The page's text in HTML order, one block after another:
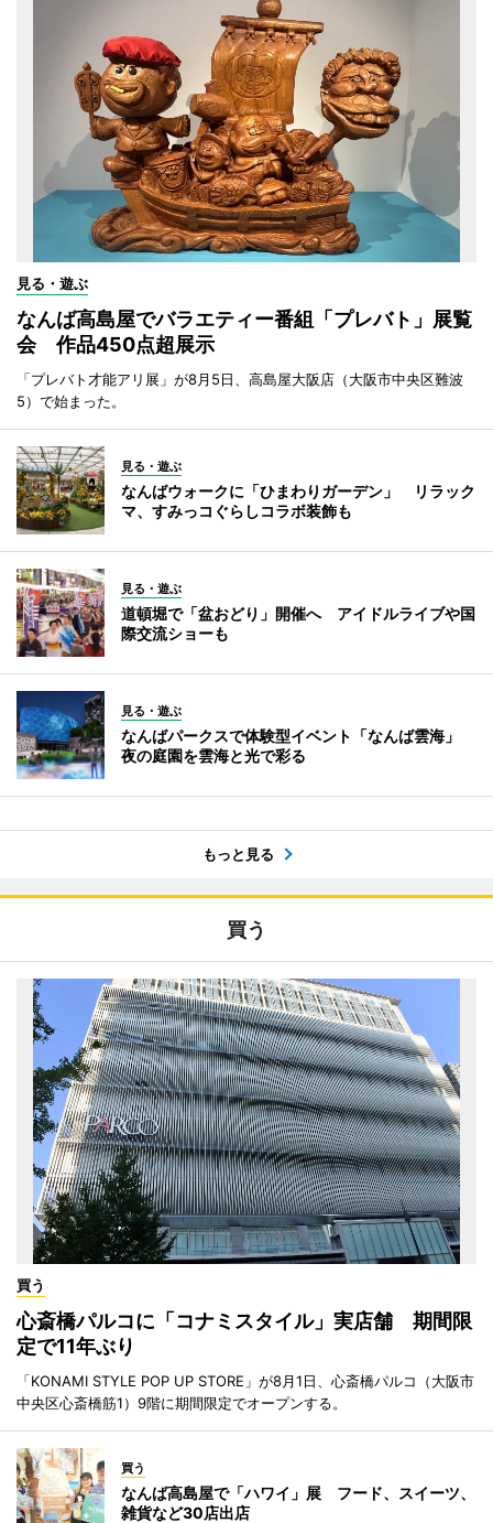
見る・遊ぶ
なんば高島屋でバラエティー番組「プレバト」展覧
会 作品450点超展示
「プレバト才能アリ展」が8月5日、高島屋大阪店（大阪市中央区難波
5）で始まった。
見る・遊ぶ
なんばウォークに「ひまわりガーデン」 リラック
マ、すみっコぐらしコラボ装飾も
見る・遊ぶ
道頓堀で「盆おどり」開催へ アイドルライブや国
際交流ショーも
見る・遊ぶ
なんばパークスで体験型イベント「なんば雲海」
夜の庭園を雲海と光で彩る
もっと見る
買う
買う
心斎橋パルコに「コナミスタイル」実店舗 期間限
定で11年ぶり
「KONAMI STYLE POP UP STORE」が8月1日、心斎橋パルコ（大阪市
中央区心斎橋筋1）9階に期間限定でオープンする。
買う
なんば高島屋で「ハワイ」展 フード、スイーツ、
雑貨など30店出店